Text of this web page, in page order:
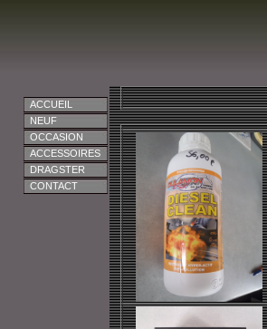
ACCUEIL
NEUF
OCCASION
ACCESSOIRES
DRAGSTER
CONTACT